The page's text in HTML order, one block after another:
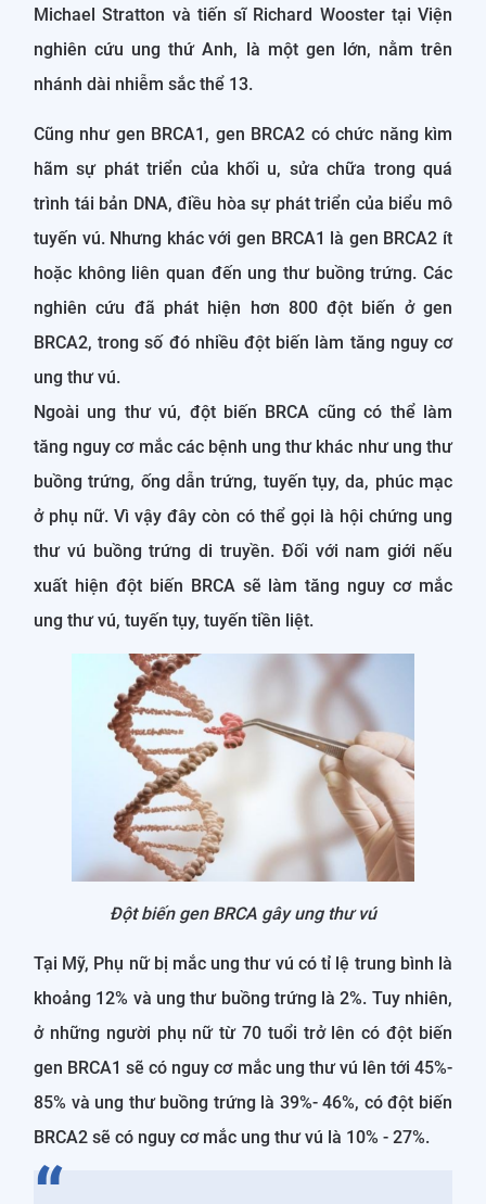
Michael Stratton và tiến sĩ Richard Wooster tại Viện
nghiên cứu ung thứ Anh, là một gen lớn, nằm trên
nhánh dài nhiễm sắc thể 13.
Cũng như gen BRCA1, gen BRCA2 có chức năng kìm
hãm sự phát triển của khối u, sửa chữa trong quá
trình tái bản DNA, điều hòa sự phát triển của biểu mô
tuyến vú. Nhưng khác với gen BRCA1 là gen BRCA2 ít
hoặc không liên quan đến ung thư buồng trứng. Các
nghiên cứu đã phát hiện hơn 800 đột biến ở gen
BRCA2, trong số đó nhiều đột biến làm tăng nguy cơ
ung thư vú.
Ngoài ung thư vú, đột biến BRCA cũng có thể làm
tăng nguy cơ mắc các bệnh ung thư khác như ung thư
buồng trứng, ống dẫn trứng, tuyến tụy, da, phúc mạc
ở phụ nữ. Vì vậy đây còn có thể gọi là hội chứng ung
thư vú buồng trứng di truyền. Đối với nam giới nếu
xuất hiện đột biến BRCA sẽ làm tăng nguy cơ mắc
ung thư vú, tuyến tụy, tuyến tiền liệt.
Đột biến gen BRCA gây ung thư vú
Tại Mỹ, Phụ nữ bị mắc ung thư vú có tỉ lệ trung bình là
khoảng 12% và ung thư buồng trứng là 2%. Tuy nhiên,
ở những người phụ nữ từ 70 tuổi trở lên có đột biến
gen BRCA1 sẽ có nguy cơ mắc ung thư vú lên tới 45%-
85% và ung thư buồng trứng là 39%- 46%, có đột biến
BRCA2 sẽ có nguy cơ mắc ung thư vú là 10% - 27%.